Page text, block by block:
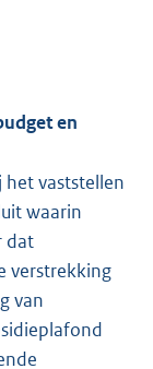
en
vaststellen
waarin
dat
verstrekking
van